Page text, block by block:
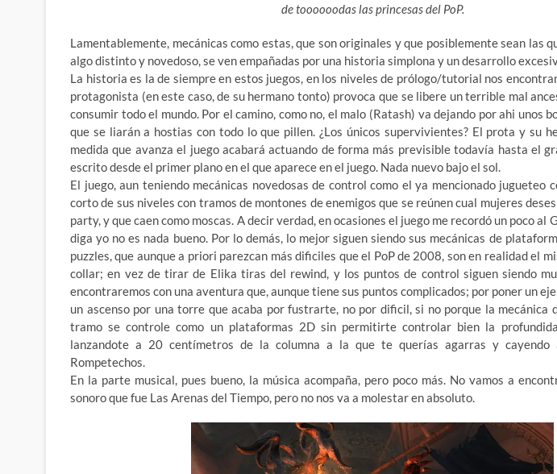
de toooooodas las princesas del PoP.
Lamentablemente, mecánicas como estas, que son originales y que posiblemente sean las
algo distinto y novedoso, se ven empañadas por una historia simplona y un desarrollo
La historia es la de siempre en estos juegos, en los niveles de prólogo/tutorial nos
protagonista (en este caso, de su hermano tonto) provoca que se libere un terrible mal
consumir todo el mundo. Por el camino, como no, el malo (Ratash) va dejando por ahi unos
que se liarán a hostias con todo lo que pillen. ¿Los únicos supervivientes? El prota y su
medida que avanza el juego acabará actuando de forma más previsible todavía hasta el
escrito desde el primer plano en el que aparece en el juego. Nada nuevo bajo el sol.
El juego, aun teniendo mecánicas novedosas de control como el ya mencionado jugueteo
corto de sus niveles con tramos de montones de enemigos que se reúnen cual mujeres
party, y que caen como moscas. A decir verdad, en ocasiones el juego me recordó un poco al
diga yo no es nada bueno. Por lo demás, lo mejor siguen siendo sus mecánicas de
puzzles, que aunque a priori parezcan más dificiles que el PoP de 2008, son en realidad el
collar; en vez de tirar de Elika tiras del rewind, y los puntos de control siguen siendo
encontraremos con una aventura que, aunque tiene sus puntos complicados; por poner un
un ascenso por una torre que acaba por fustrarte, no por dificil, si no porque la mecánica
tramo se controle como un plataformas 2D sin permitirte controlar bien la
lanzandote a 20 centímetros de la columna a la que te querías agarras y
Rompetechos.
En la parte musical, pues bueno, la música acompaña, pero poco más. No vamos a
sonoro que fue Las Arenas del Tiempo, pero no nos va a molestar en absoluto.